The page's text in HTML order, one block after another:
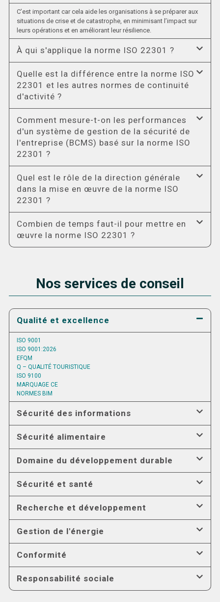
C’est important car cela aide les organisations à se préparer aux
situations de crise et de catastrophe, en minimisant l’impact sur
leurs opérations et en améliorant leur résilience.
À qui s'applique la norme ISO 22301 ?
Quelle est la différence entre la norme ISO
22301 et les autres normes de continuité
d'activité ?
Comment mesure-t-on les performances
d'un système de gestion de la sécurité de
l'entreprise (BCMS) basé sur la norme ISO
22301 ?
Quel est le rôle de la direction générale
dans la mise en œuvre de la norme ISO
22301 ?
Combien de temps faut-il pour mettre en
œuvre la norme ISO 22301 ?
Nos services de conseil
Qualité et excellence
ISO 9001
ISO 9001:2026
EFQM
Q – QUALITÉ TOURISTIQUE
ISO 9100
MARQUAGE CE
NORMES BIM
Sécurité des informations
Sécurité alimentaire
Domaine du développement durable
Sécurité et santé
Recherche et développement
Gestion de l'énergie
Conformité
Responsabilité sociale